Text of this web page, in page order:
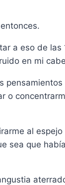
a eso de las
en mi
o
al
sea que